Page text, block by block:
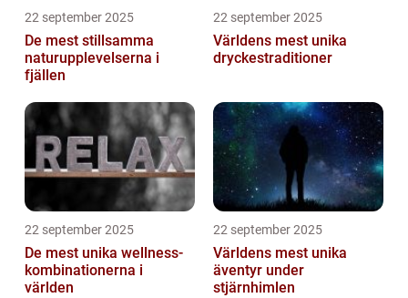
22 september 2025
De mest stillsamma
naturupplevelserna i
fjällen
22 september 2025
Världens mest unika
dryckestraditioner
22 september 2025
De mest unika wellness-
kombinationerna i
världen
22 september 2025
Världens mest unika
äventyr under
stjärnhimlen